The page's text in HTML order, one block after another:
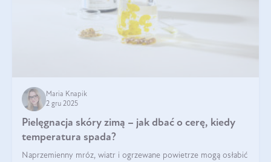
Maria Knapik
2 gru 2025
Pielęgnacja skóry zimą – jak dbać o cerę, kiedy
temperatura spada?
Naprzemienny mróz, wiatr i ogrzewane powietrze mogą osłabić